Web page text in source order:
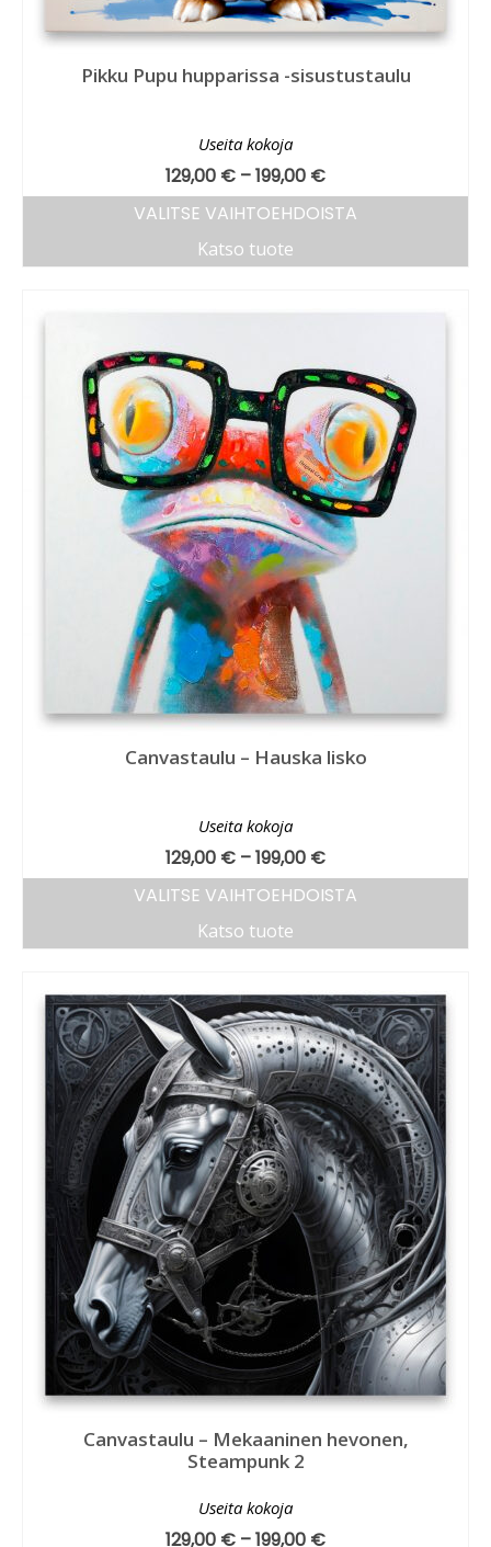
Pikku Pupu hupparissa -sisustustaulu
Useita kokoja
129,00 € –199,00 €
VALITSE VAIHTOEHDOISTA
Katso tuote
Canvastaulu – Hauska lisko
Useita kokoja
129,00 € –199,00 €
VALITSE VAIHTOEHDOISTA
Katso tuote
Canvastaulu – Mekaaninen hevonen,
Steampunk 2
Useita kokoja
129,00 € –199,00 €